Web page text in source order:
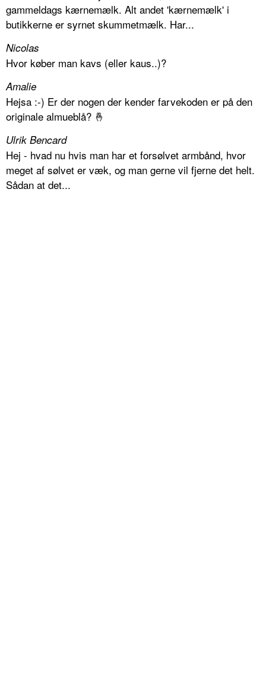
gammeldags kærnemælk. Alt andet 'kærnemælk' i
butikkerne er syrnet skummetmælk. Har...
Nicolas
Hvor køber man kavs (eller kaus..)?
Amalie
Hejsa :-) Er der nogen der kender farvekoden er på den
originale almueblå? 🤞
Ulrik Bencard
Hej - hvad nu hvis man har et forsølvet armbånd, hvor
meget af sølvet er væk, og man gerne vil fjerne det helt.
Sådan at det...